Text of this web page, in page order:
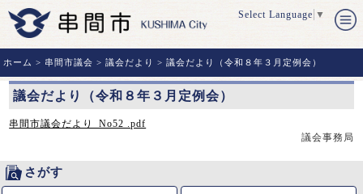
Select Language ▼
ホーム > 串間市議会 >議会だより > 議会だより（令和８年３月定例会）
議会だより（令和８年３月定例会）
串間市議会だより_No52 .pdf
議会事務局
さがす